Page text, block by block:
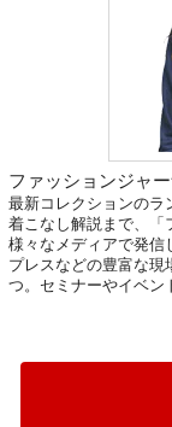
ファッションジャ
最新コレクションのラ
着こなし解説まで、「
様々なメディアで発信
プレスなどの豊富な現
つ。セミナーやイベン